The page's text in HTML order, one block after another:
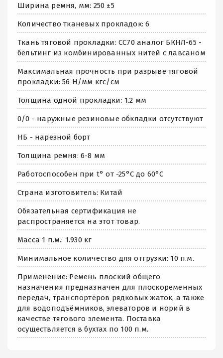
Ширина ремня, мм: 250 ±5
Количество тканевых прокладок: 6
Ткань тяговой прокладки: СС70 аналог БКНЛ-65 -
бельтинг из комбинированных нитей с лавсаном
Максимальная прочность при разрыве тяговой
прокладки: 56 Н/мм кгс/см
Толщина одной прокладки: 1.2 мм
0/0 - наружные резиновые обкладки отсутствуют
НБ - нарезной борт
Толщина ремня: 6-8 мм
Работоспособен при t° от -25°C до 60°C
Страна изготовитель: Китай
Обязательная сертификация не
распространяется на этот товар.
Масса 1 п.м.: 1.930 кг
Минимальное количество для отгрузки: 10 п.м.
Применение: Ремень плоский общего
назначения предназначен для плоскоременных
передач, транспортёров рядковых жаток, а также
для водоподъёмников, элеваторов и норий в
качестве тягового элемента. Поставка
осуществляется в бухтах по 100 п.м.